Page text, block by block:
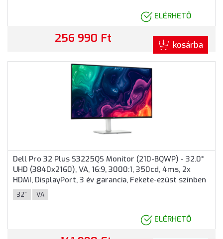
ELÉRHETŐ
256 990 Ft kosárba
Dell Pro 32 Plus S3225QS Monitor (210-BQWP) - 32.0"
UHD (3840x2160), VA, 16:9, 3000:1, 350cd, 4ms, 2x
HDMI, DisplayPort, 3 év garancia, Fekete-ezüst színben
32" VA
ELÉRHETŐ